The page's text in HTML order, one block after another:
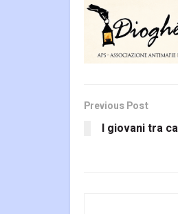
Previous Post
I giovani tra